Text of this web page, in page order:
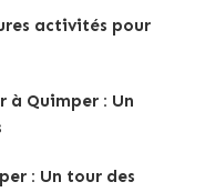
activités pour
à Quimper : Un
: Un tour des